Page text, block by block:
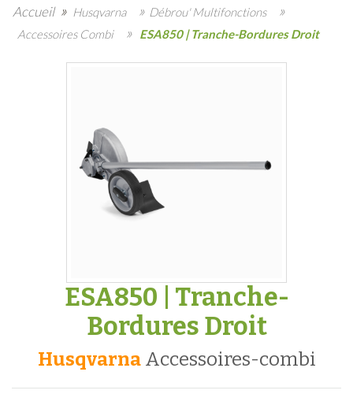
Accueil » Husqvarna » Débrou' Multifonctions »
Accessoires Combi » ESA850 | Tranche-Bordures Droit
ESA850 | Tranche-
Bordures Droit
Husqvarna accessoires-combi